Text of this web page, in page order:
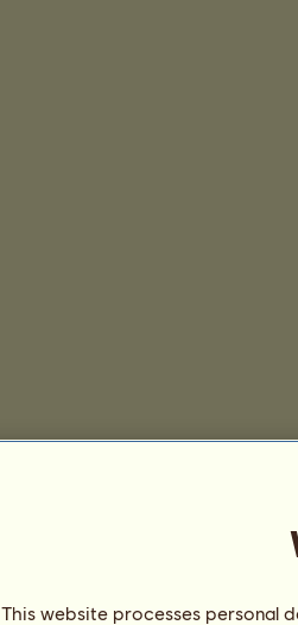
This website processes personal